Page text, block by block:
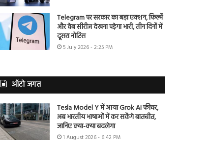
Telegram पर सरकार का बड़ा एक्शन, फिल्में
और वेब सीरीज देखना पड़ेगा भारी, तीन दिनों में
दूसरा नोटिस
5 July 2026 - 2:25 PM
ऑटो जगत
Tesla Model Y में आया Grok AI फीचर,
अब भारतीय भाषाओं में कर सकेंगे बातचीत,
जानिए क्या-क्या बदलेगा
1 August 2026 - 6:42 PM